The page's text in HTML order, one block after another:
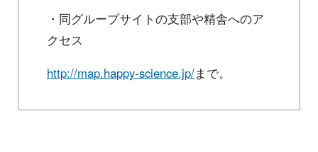
・同グループサイトの支部や精舎へのア
クセス
http://map.happy-science.jp/まで。